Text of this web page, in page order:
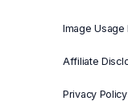
Image Usage
Affiliate
Privacy Policy